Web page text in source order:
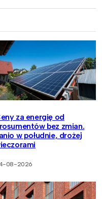
za energię od
bez zmian.
w południe, drożej
08-2026